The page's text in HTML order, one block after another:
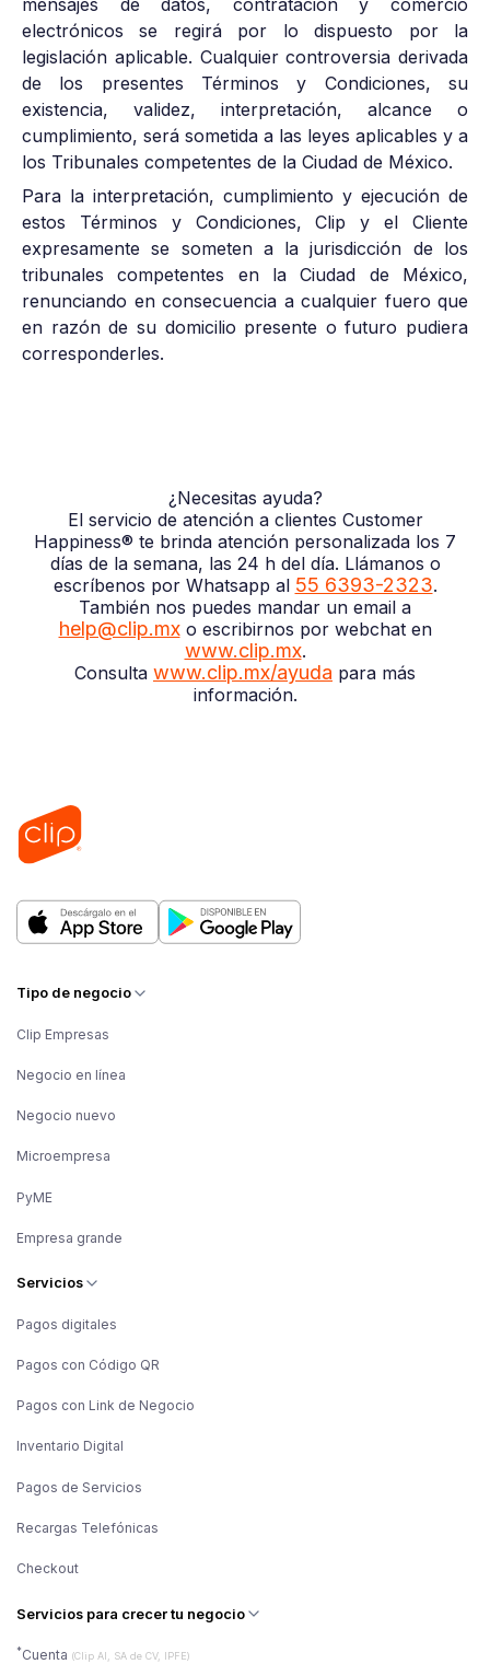
mensajes de datos, contratación y comercio
electrónicos se regirá por lo dispuesto por la
legislación aplicable. Cualquier controversia derivada
de los presentes Términos y Condiciones, su
existencia, validez, interpretación, alcance o
cumplimiento, será sometida a las leyes aplicables y a
los Tribunales competentes de la Ciudad de México.
Para la interpretación, cumplimiento y ejecución de
estos Términos y Condiciones, Clip y el Cliente
expresamente se someten a la jurisdicción de los
tribunales competentes en la Ciudad de México,
renunciando en consecuencia a cualquier fuero que
en razón de su domicilio presente o futuro pudiera
corresponderles.
¿Necesitas ayuda?
El servicio de atención a clientes Customer
Happiness® te brinda atención personalizada los 7
días de la semana, las 24 h del día. Llámanos o
escríbenos por Whatsapp al 55 6393-2323.
También nos puedes mandar un email a
help@clip.mxo escribirnos por webchat en
www.clip.mx.
Consulta www.clip.mx/ayuda para más
información.
Servicios
Pagos digitales
Pagos con Código QR
Pagos con Link de Negocio
Inventario Digital
Pagos de Servicios
Recargas Telefónicas
Checkout
Servicios para crecer tu negocio
*Cuenta (Clip AI, SA de CV, IPFE)
Tipo de negocio
Clip Empresas
Negocio en línea
Negocio nuevo
Microempresa
PyME
Empresa grande